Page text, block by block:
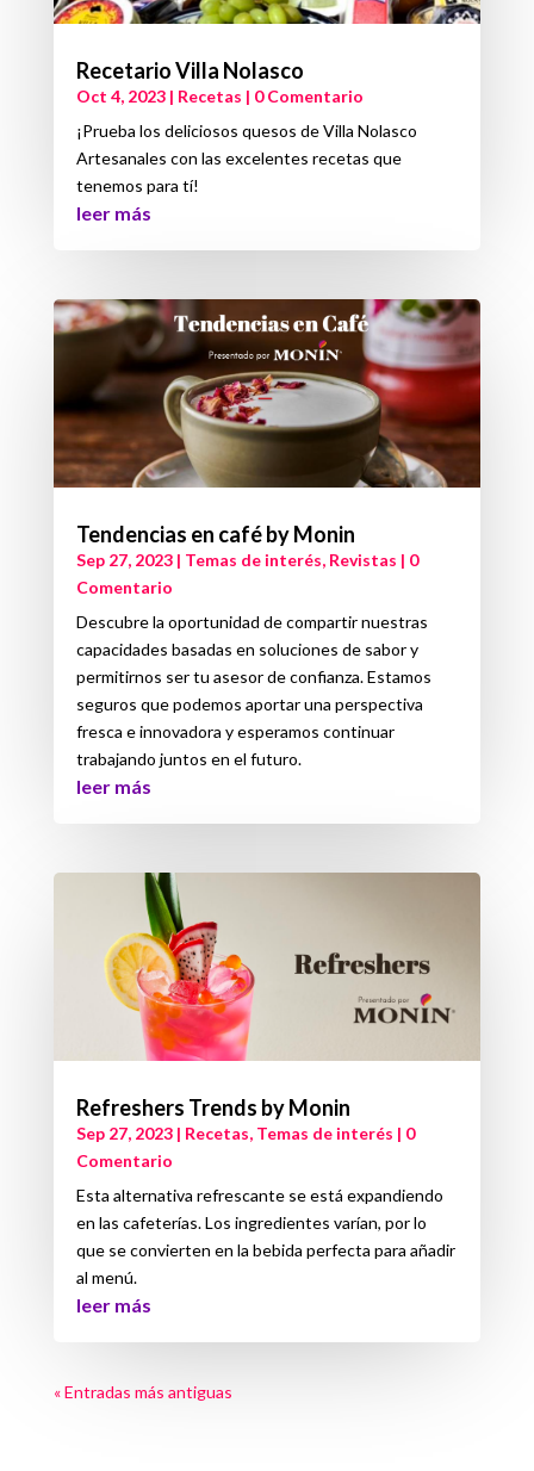
Recetario Villa Nolasco
Oct 4, 2023| Recetas | 0 Comentario
¡Prueba los deliciosos quesos de Villa Nolasco
Artesanales con las excelentes recetas que
tenemos para tí!
leer más
Tendencias en café by Monin
Sep 27, 2023| Temas de interés, Revistas | 0
Comentario
Descubre la oportunidad de compartir nuestras
capacidades basadas en soluciones de sabor y
permitirnos ser tu asesor de confianza. Estamos
seguros que podemos aportar una perspectiva
fresca e innovadora y esperamos continuar
trabajando juntos en el futuro.
leer más
Refreshers Trends by Monin
Sep 27, 2023| Recetas, Temas de interés | 0
Comentario
Esta alternativa refrescante se está expandiendo
en las cafeterías. Los ingredientes varían, por lo
que se convierten en la bebida perfecta para añadir
al menú.
leer más
« Entradas más antiguas